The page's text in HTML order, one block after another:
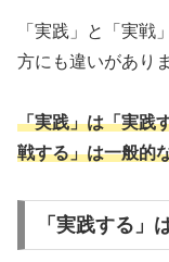
「実践」と「実戦
方にも違いがあり
「実践」は「実践
戦する」は一般的
「実践する」